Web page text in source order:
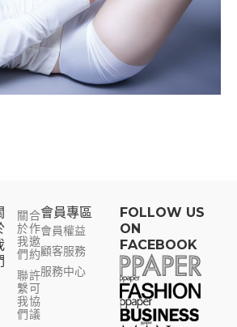
關
於
我
們
聯
繫
我
們
合
作
邀
約
許
可
協
議
會員專區​
會員權益
顧客服務
服務中心
FOLLOW US
ON
FACEBOOK